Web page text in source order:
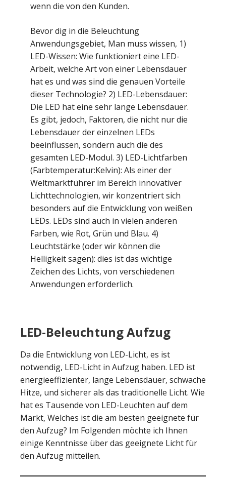
wenn die von den Kunden.
Bevor dig in die Beleuchtung
Anwendungsgebiet, Man muss wissen, 1)
LED-Wissen: Wie funktioniert eine LED-
Arbeit, welche Art von einer Lebensdauer
hat es und was sind die genauen Vorteile
dieser Technologie? 2) LED-Lebensdauer:
Die LED hat eine sehr lange Lebensdauer.
Es gibt, jedoch, Faktoren, die nicht nur die
Lebensdauer der einzelnen LEDs
beeinflussen, sondern auch die des
gesamten LED-Modul. 3) LED-Lichtfarben
(Farbtemperatur:Kelvin): Als einer der
Weltmarktführer im Bereich innovativer
Lichttechnologien, wir konzentriert sich
besonders auf die Entwicklung von weißen
LEDs. LEDs sind auch in vielen anderen
Farben, wie Rot, Grün und Blau. 4)
Leuchtstärke (oder wir können die
Helligkeit sagen): dies ist das wichtige
Zeichen des Lichts, von verschiedenen
Anwendungen erforderlich.
LED-Beleuchtung Aufzug
Da die Entwicklung von LED-Licht, es ist
notwendig, LED-Licht in Aufzug haben. LED ist
energieeffizienter, lange Lebensdauer, schwache
Hitze, und sicherer als das traditionelle Licht. Wie
hat es Tausende von LED-Leuchten auf dem
Markt, Welches ist die am besten geeignete für
den Aufzug? Im Folgenden möchte ich Ihnen
einige Kenntnisse über das geeignete Licht für
den Aufzug mitteilen.